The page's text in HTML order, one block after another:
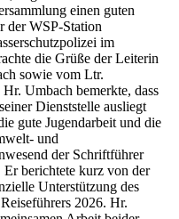
einen guten
der WSP-Station
im
die Grüße der Leiterin
sowie vom Ltr.
Umbach bemerkte, dass
Dienststelle ausliegt
gute Jugendarbeit und die
und
der Schriftführer
berichtete kurz von der
Unterstützung des
2026. Hr.